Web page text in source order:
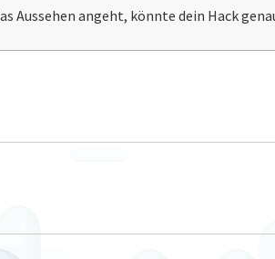
Aussehen angeht, könnte dein Hack